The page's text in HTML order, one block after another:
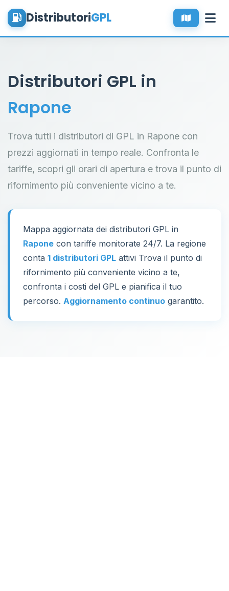
DistributoriGPL
Distributori GPL in
Rapone
Trova tutti i distributori di GPL in Rapone con
prezzi aggiornati in tempo reale. Confronta le
tariffe, scopri gli orari di apertura e trova il punto di
rifornimento più conveniente vicino a te.
Mappa aggiornata dei distributori GPL in
Rapone con tariffe monitorate 24/7. La regione
conta 1 distributori GPL attivi Trova il punto di
rifornimento più conveniente vicino a te,
confronta i costi del GPL e pianifica il tuo
percorso. Aggiornamento continuo garantito.